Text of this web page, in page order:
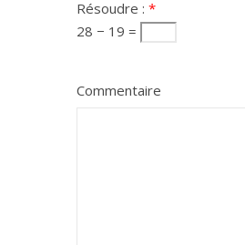
Résoudre : *
28 − 19 =
Commentaire